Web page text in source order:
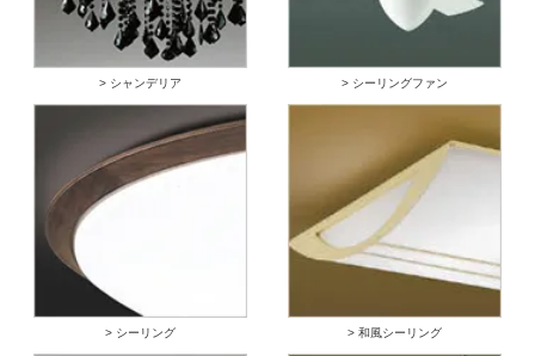
> シャンデリア > シーリングファン
> シーリング > 和風シーリング